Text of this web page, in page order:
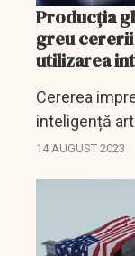
Producția
greu
utilizarea
Cererea
inteligență
lanțului
14 AUGUST 2023